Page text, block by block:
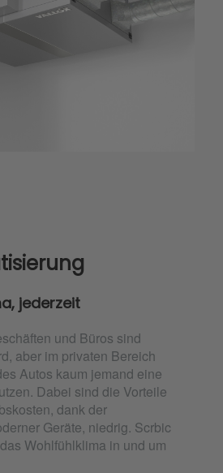
jederzeit
und Büros sind
aber im privaten Bereich
Autos kaum jemand eine
Dabei sind die Vorteile
dank der
Geräte, niedrig. Scrbic
Wohlfühlklima in und um